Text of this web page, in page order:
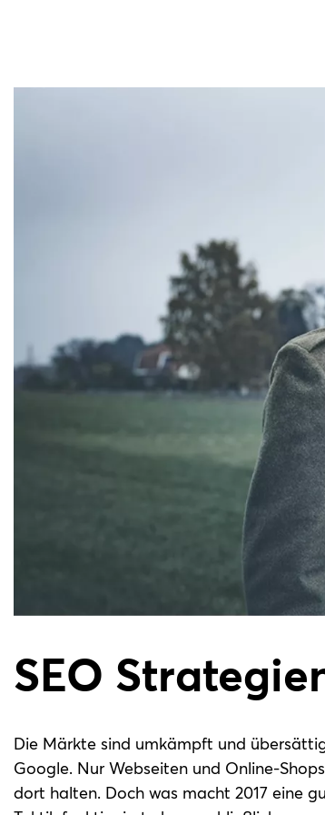
SEO
Die Märkte sind umkämpft und
Google. Nur Webseiten und Online-
dort halten. Doch was macht 2017 eine